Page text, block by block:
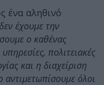
ένα αληθινό
δεν έχουμε την
ο καθένας
πολιτειακές
και η διαχείριση
αντιμετωπίσουμε όλοι